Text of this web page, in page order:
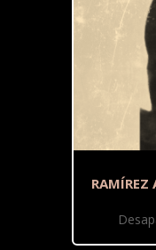
RAMÍREZ